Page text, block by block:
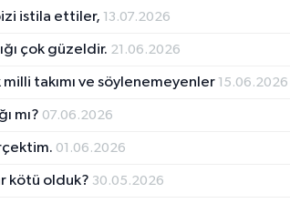
istila ettiler, 13.07.2026
çok güzeldir. 21.06.2026
milli takımı ve söylenemeyenler 15.06.2026
mı? 07.06.2026
01.06.2026
kötü olduk? 30.05.2026